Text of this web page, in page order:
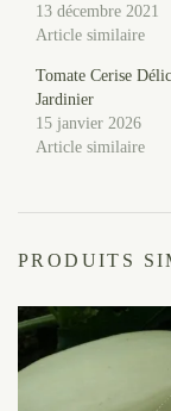
13 décembre 2021
Article similaire
Tomate Cerise
Jardinier
15 janvier 2026
Article similaire
PRODUITS